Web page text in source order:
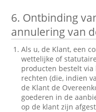
6. Ontbinding
annulering van
Als u, de Klant, een
wettelijke of
producten bestelt
rechten (die, indien
de Klant de
goederen in de
op de klant zijn